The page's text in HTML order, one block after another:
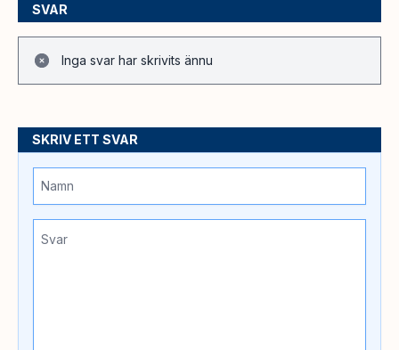
SVAR
Inga svar har skrivits ännu
SKRIV ETT SVAR